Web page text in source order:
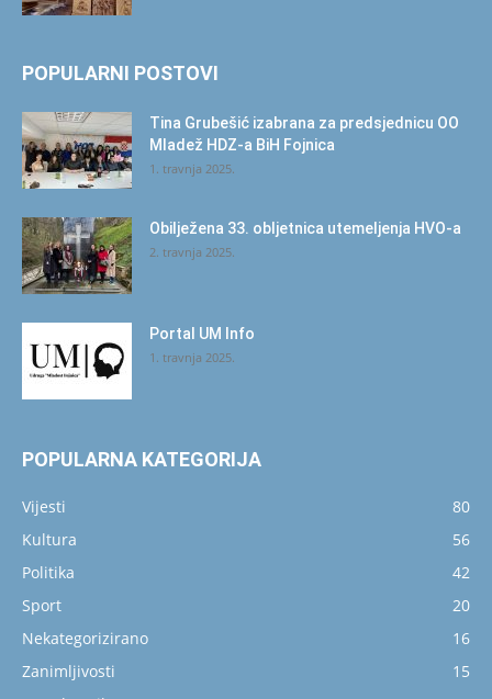
POPULARNI POSTOVI
Tina Grubešić izabrana za predsjednicu OO
Mladež HDZ-a BiH Fojnica
1. travnja 2025.
Obilježena 33. obljetnica utemeljenja HVO-a
2. travnja 2025.
Portal UM Info
1. travnja 2025.
POPULARNA KATEGORIJA
Vijesti
80
Kultura
56
Politika
42
Sport
20
Nekategorizirano
16
Zanimljivosti
15